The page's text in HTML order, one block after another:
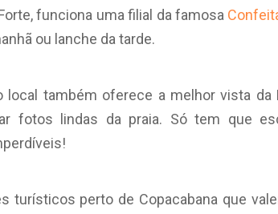
funciona uma filial da famosa
ou lanche da tarde.
local também oferece a melhor vista da
fotos lindas da praia. Só tem que
turísticos perto de Copacabana que